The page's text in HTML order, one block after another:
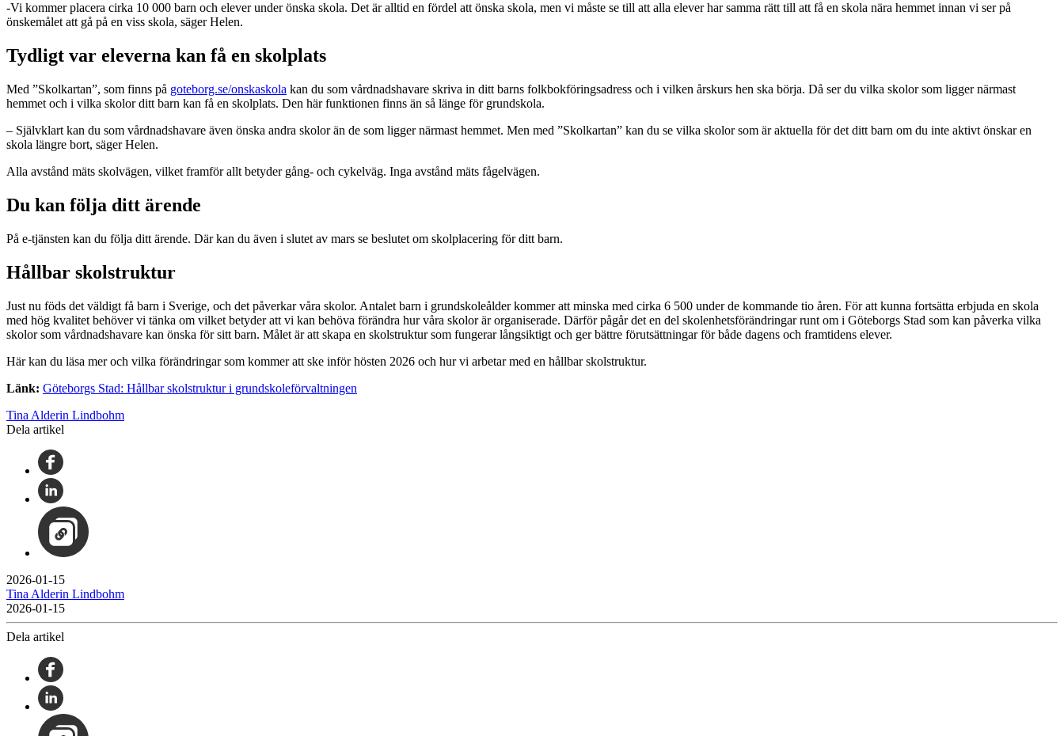
-Vi kommer placera cirka 10 000 barn och elever under önska skola. Det är alltid en fördel att önska skola, men vi måste se till att alla elever har samma rätt till att få en skola nära hemmet innan vi ser på
önskemålet att gå på en viss skola, säger Helen.
Tydligt var eleverna kan få en skolplats
Med ”Skolkartan”, som finns på goteborg.se/onskaskola kan du som vårdnadshavare skriva in ditt barns folkbokföringsadress och i vilken årskurs hen ska börja. Då ser du vilka skolor som ligger närmast
hemmet och i vilka skolor ditt barn kan få en skolplats. Den här funktionen finns än så länge för grundskola.
– Självklart kan du som vårdnadshavare även önska andra skolor än de som ligger närmast hemmet. Men med ”Skolkartan” kan du se vilka skolor som är aktuella för det ditt barn om du inte aktivt önskar en
skola längre bort, säger Helen.
Alla avstånd mäts skolvägen, vilket framför allt betyder gång- och cykelväg. Inga avstånd mäts fågelvägen.
Du kan följa ditt ärende
På e-tjänsten kan du följa ditt ärende. Där kan du även i slutet av mars se beslutet om skolplacering för ditt barn.
Hållbar skolstruktur
Just nu föds det väldigt få barn i Sverige, och det påverkar våra skolor. Antalet barn i grundskoleålder kommer att minska med cirka 6 500 under de kommande tio åren. För att kunna fortsätta erbjuda en skola
med hög kvalitet behöver vi tänka om vilket betyder att vi kan behöva förändra hur våra skolor är organiserade. Därför pågår det en del skolenhetsförändringar runt om i Göteborgs Stad som kan påverka vilka
skolor som vårdnadshavare kan önska för sitt barn. Målet är att skapa en skolstruktur som fungerar långsiktigt och ger bättre förutsättningar för både dagens och framtidens elever.
Här kan du läsa mer och vilka förändringar som kommer att ske inför hösten 2026 och hur vi arbetar med en hållbar skolstruktur.
Länk: Göteborgs Stad: Hållbar skolstruktur i grundskoleförvaltningen
Tina Alderin Lindbohm
Dela artikel
2026-01-15
Tina Alderin Lindbohm
2026-01-15
Dela artikel